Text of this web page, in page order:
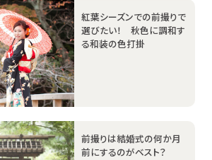
紅葉シーズンでの前撮りで
選びたい！ 秋色に調和す
る和装の色打掛
前撮りは結婚式の何か月
前にするのがベスト？